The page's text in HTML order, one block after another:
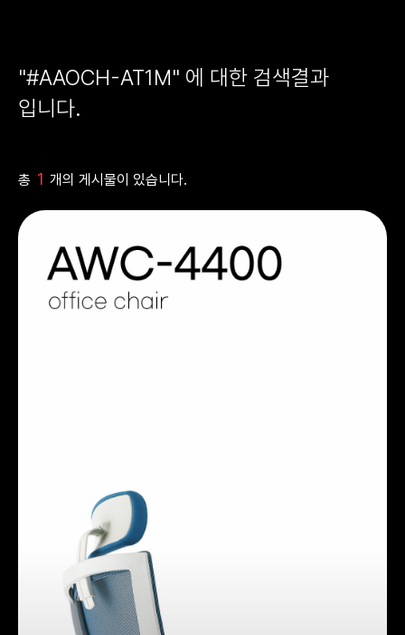
"#AAOCH-AT1M" 에 대한 검색결과
입니다.
총 1 개의 게시물이 있습니다.